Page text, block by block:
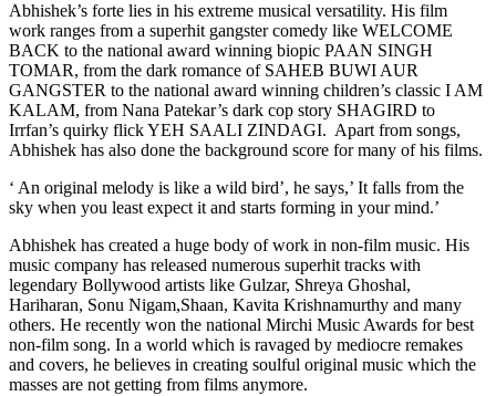
Abhishek’s forte lies in his extreme musical versatility. His film
work ranges from a superhit gangster comedy like WELCOME
BACK to the national award winning biopic PAAN SINGH
TOMAR, from the dark romance of SAHEB BUWI AUR
GANGSTER to the national award winning children’s classic I AM
KALAM, from Nana Patekar’s dark cop story SHAGIRD to
Irrfan’s quirky flick YEH SAALI ZINDAGI. Apart from songs,
Abhishek has also done the background score for many of his films.
‘ An original melody is like a wild bird’, he says,’ It falls from the
sky when you least expect it and starts forming in your mind.’
Abhishek has created a huge body of work in non-film music. His
music company has released numerous superhit tracks with
legendary Bollywood artists like Gulzar, Shreya Ghoshal,
Hariharan, Sonu Nigam,Shaan, Kavita Krishnamurthy and many
others. He recently won the national Mirchi Music Awards for best
non-film song. In a world which is ravaged by mediocre remakes
and covers, he believes in creating soulful original music which the
masses are not getting from films anymore.